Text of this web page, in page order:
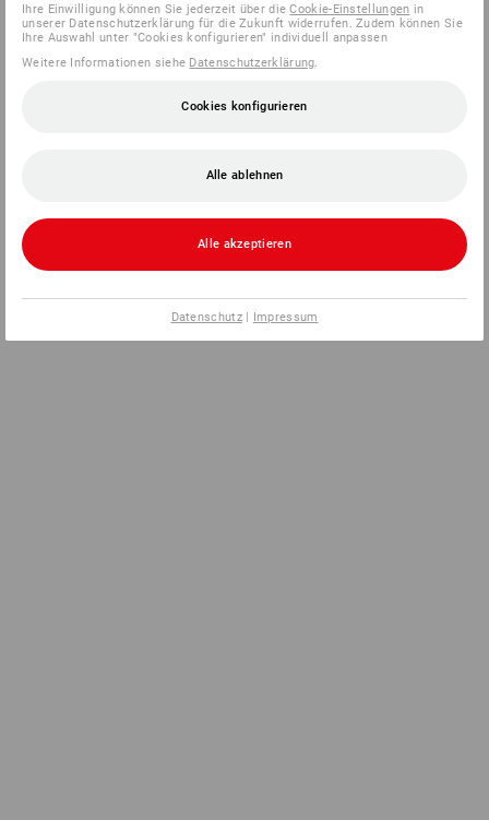
Ihre Einwilligung können Sie jederzeit über dieCookie-Einstellungen in
unserer Datenschutzerklärung für die Zukunft widerrufen. Zudem können Sie
Ihre Auswahl unter "Cookies konfigurieren" individuell anpassen
Weitere Informationen siehe Datenschutzerklärung
Cookies konfigurieren
Alle ablehnen
Alle akzeptieren
Datenschutz| Impressum